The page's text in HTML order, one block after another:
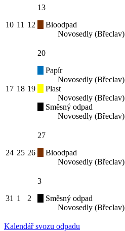
10 11 12
13
Bioodpad
Novosedly (Břeclav)
17 18 19
20
Papír
Novosedly (Břeclav)
Plast
Novosedly (Břeclav)
Směsný odpad
Novosedly (Břeclav)
24 25 26
27
Bioodpad
Novosedly (Břeclav)
31 1 2
3
Směsný odpad
Novosedly (Břeclav)
Kalendář svozu odpadu